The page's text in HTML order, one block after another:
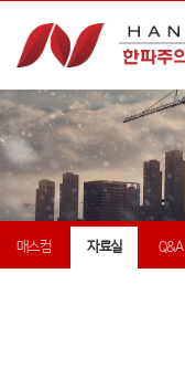
매스컴 자료실 Q&A